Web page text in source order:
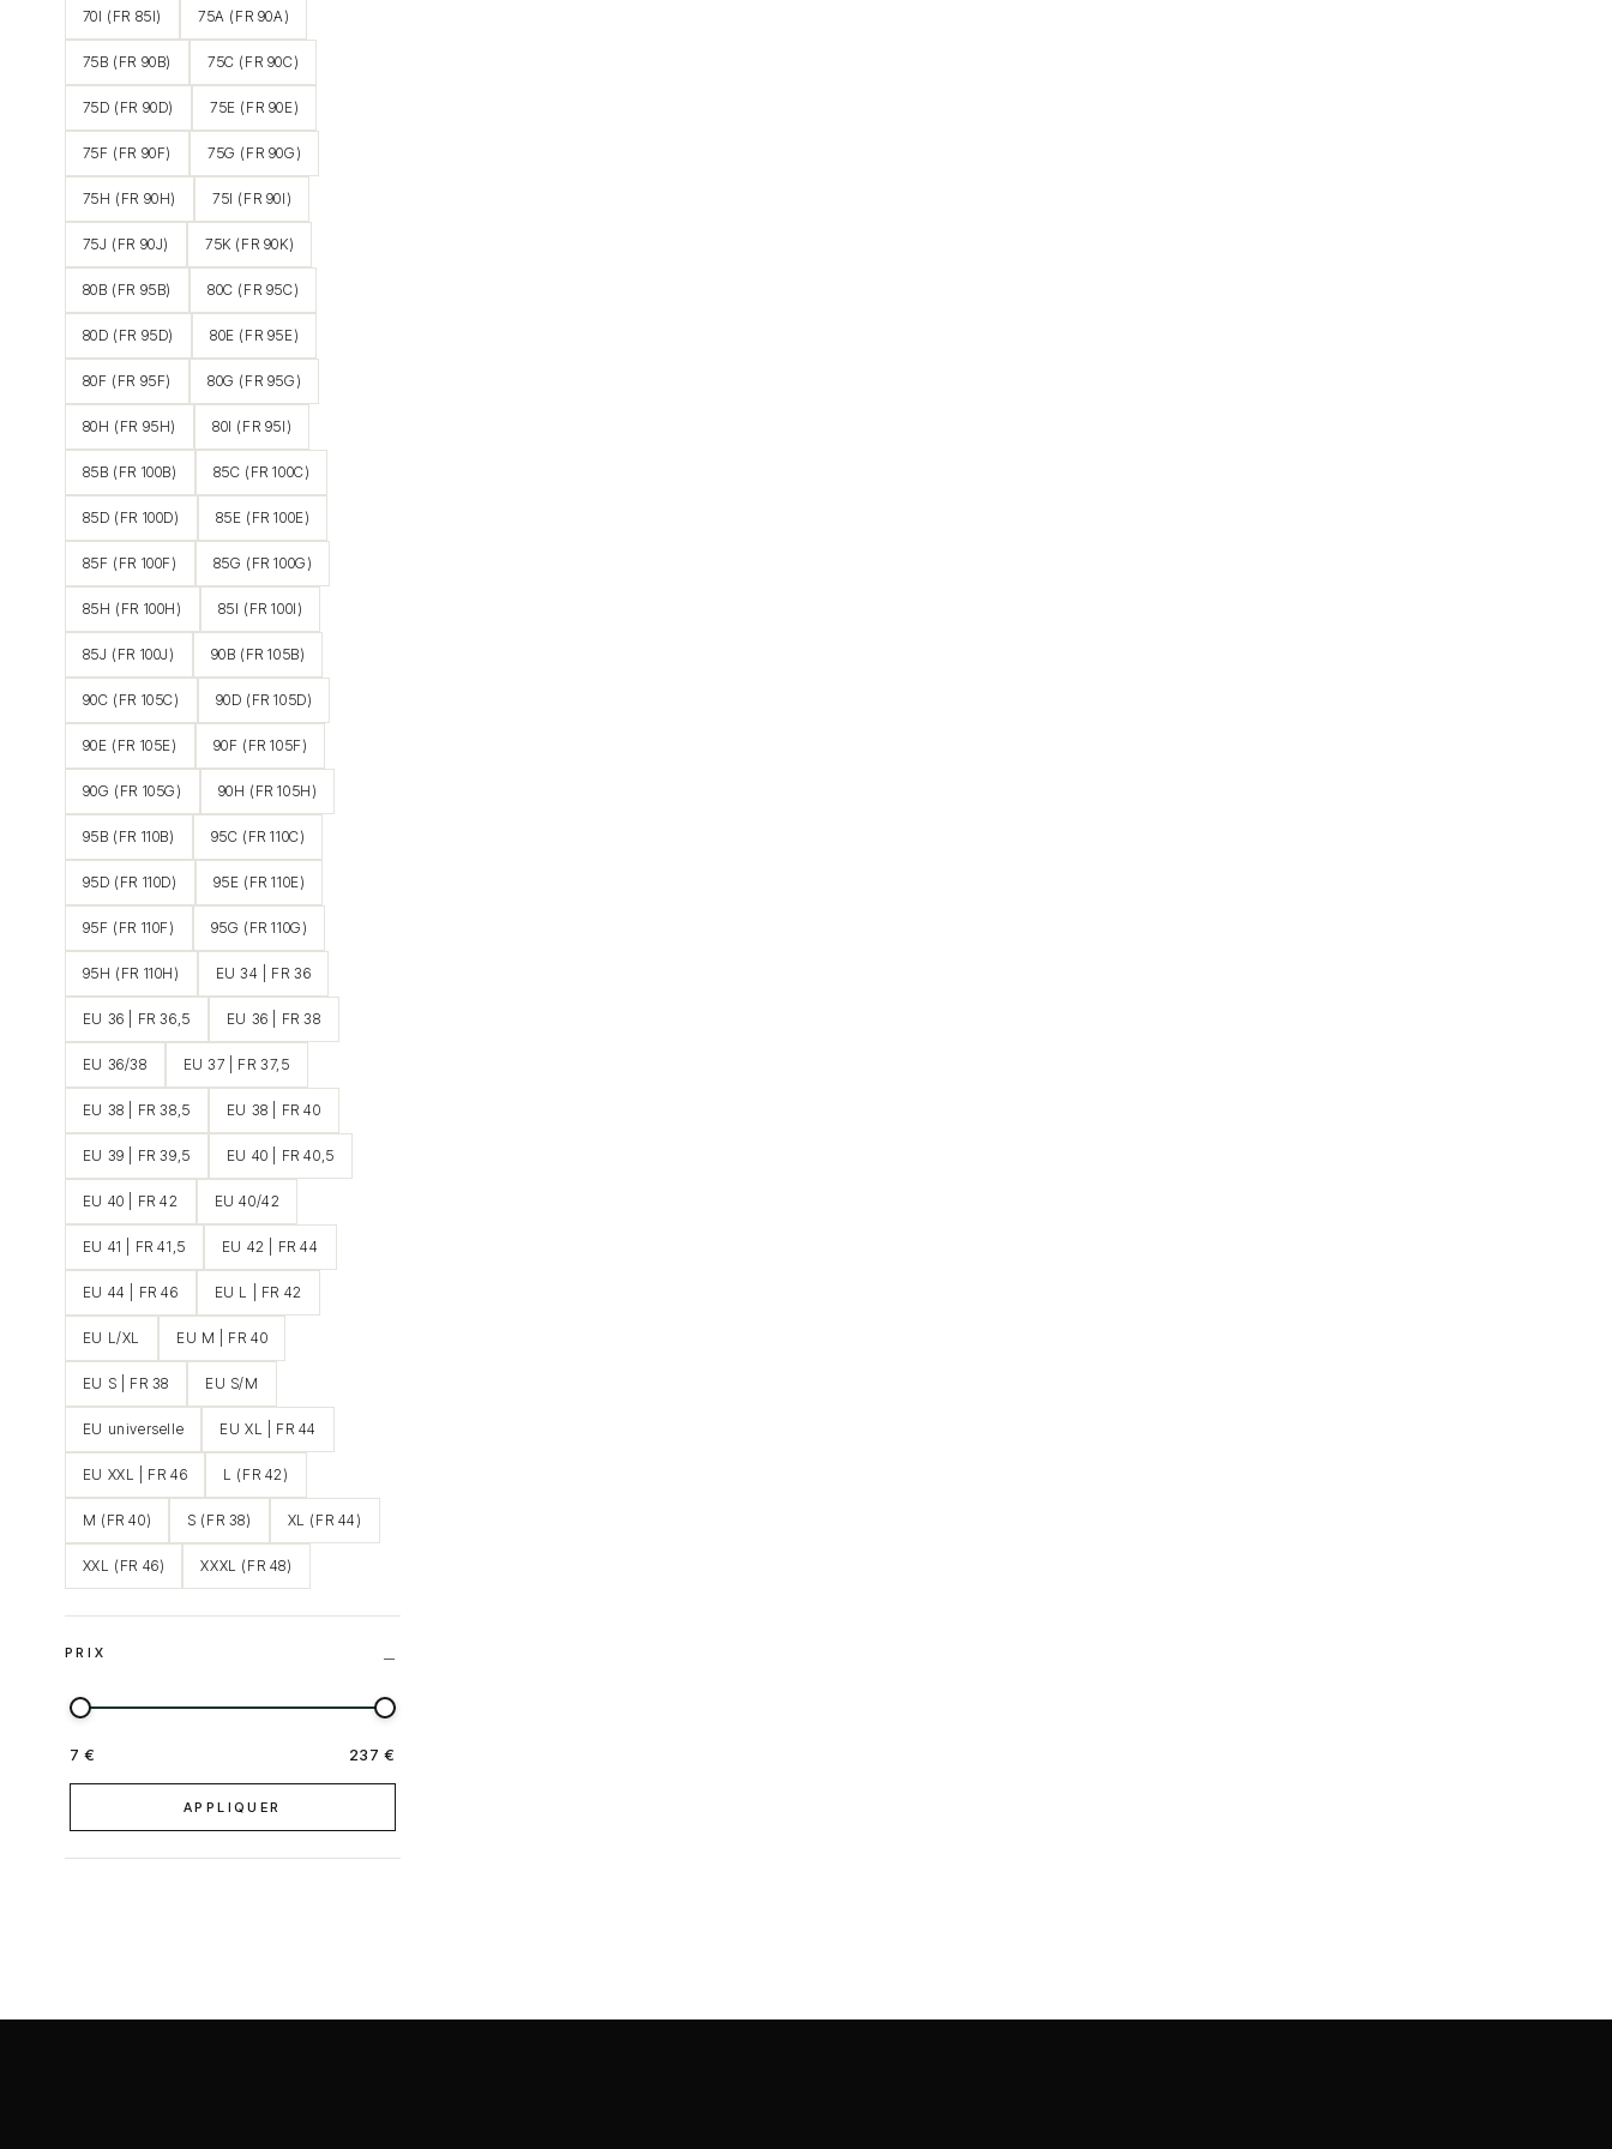
70I (FR 85I) 75A (FR 90A)
75B (FR 90B) 75C (FR 90C)
75D (FR 90D) 75E (FR 90E)
75F (FR 90F) 75G (FR 90G)
75H (FR 90H) 75I (FR 90I)
75J (FR 90J) 75K (FR 90K)
80B (FR 95B) 80C (FR 95C)
80D (FR 95D) 80E (FR 95E)
80F (FR 95F) 80G (FR 95G)
80H (FR 95H) 80I (FR 95I)
85B (FR 100B) 85C (FR 100C)
85D (FR 100D) 85E (FR 100E)
85F (FR 100F) 85G (FR 100G)
85H (FR 100H) 85I (FR 100I)
85J (FR 100J) 90B (FR 105B)
90C (FR 105C) 90D (FR 105D)
90E (FR 105E) 90F (FR 105F)
90G (FR 105G) 90H (FR 105H)
95B (FR 110B) 95C (FR 110C)
95D (FR 110D) 95E (FR 110E)
95F (FR 110F) 95G (FR 110G)
95H (FR 110H) EU 34 | FR 36
EU 36 | FR 36,5 EU 36 | FR 38
EU 36/38 EU 37 | FR 37,5
EU 38 | FR 38,5 EU 38 | FR 40
EU 39 | FR 39,5 EU 40 | FR 40,5
EU 40 | FR 42 EU 40/42
EU 41 | FR 41,5 EU 42 | FR 44
EU 44 | FR 46 EU L | FR 42
EU L/XL EU M | FR 40
EU S | FR 38 EU S/M
EU universelle EU XL | FR 44
EU XXL | FR 46 L (FR 42)
M (FR 40) S (FR 38) XL (FR 44)
XXL (FR 46) XXXL (FR 48)
PRIX
7 € 237 €
APPLIQUER